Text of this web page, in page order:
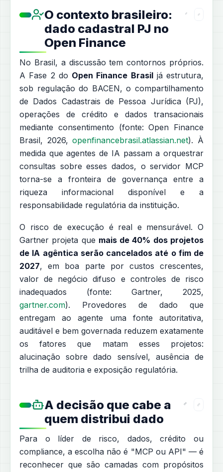
O contexto brasileiro:
dado cadastral PJ no
Open Finance
No Brasil, a discussão tem contornos próprios.
A Fase 2 do Open Finance Brasiljá estrutura,
sob regulação do BACEN, o compartilhamento
de Dados Cadastrais de Pessoa Jurídica (PJ),
operações de crédito e dados transacionais
mediante consentimento (fonte: Open Finance
Brasil, 2026,openfinancebrasil.atlassian.net). À
medida que agentes de IA passam a orquestrar
consultas sobre esses dados, o servidor MCP
torna-se a fronteira de governança entre a
riqueza informacional disponível e a
responsabilidade regulatória da instituição.
O risco de execução é real e mensurável. O
Gartner projeta que mais de 40% dos projetos
de IA agêntica serão cancelados até o fim de
2027, em boa parte por custos crescentes,
valor de negócio difuso e controles de risco
inadequados (fonte: Gartner, 2025,
gartner.com). Provedores de dado que
entregam ao agente uma fonte autoritativa,
auditável e bem governada reduzem exatamente
os fatores que matam esses projetos:
alucinação sobre dado sensível, ausência de
trilha de auditoria e exposição regulatória.
A decisão que cabe a
quem distribui dado
Para o líder de risco, dados, crédito ou
compliance, a escolha não é "MCP ou API" — é
reconhecer que são camadas com propósitos